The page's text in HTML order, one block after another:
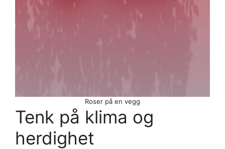
Roser på en vegg
Tenk på klima og
herdighet